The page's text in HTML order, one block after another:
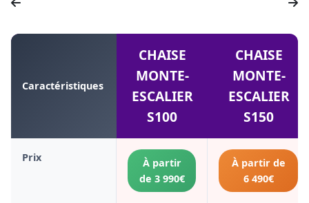
Caractéristiques
CHAISE
MONTE-
ESCALIER
S100
CHAISE
MONTE-
ESCALIER
S150
Prix
À partir
de 3 990€
À partir de
6 490€